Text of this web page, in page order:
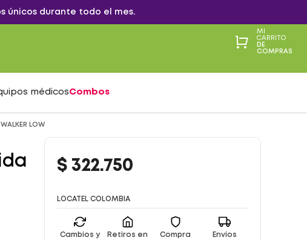
únicos durante todo el mes.
MI
CARRITO
DE
COMPRAS
médicosCombos
LOW
$ 322.750
LOCATEL COLOMBIA
Cambios y
Retiros en
Compra
Envíos